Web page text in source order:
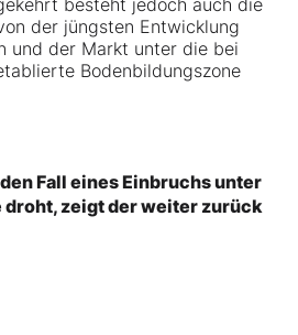
besteht jedoch auch die
der jüngsten Entwicklung
und der Markt unter die bei
Bodenbildungszone
Fall eines Einbruchs unter
zeigt der weiter zurück